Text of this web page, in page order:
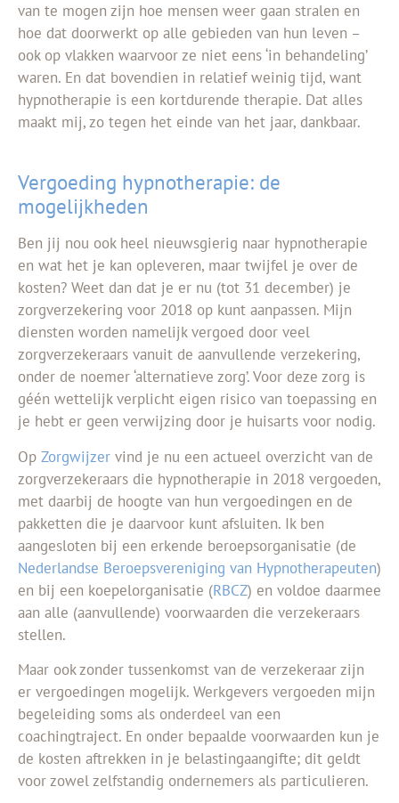
van te mogen zijn hoe mensen weer gaan stralen en
hoe dat doorwerkt op alle gebieden van hun leven –
ook op vlakken waarvoor ze niet eens ‘in behandeling’
waren. En dat bovendien in relatief weinig tijd, want
hypnotherapie is een kortdurende therapie. Dat alles
maakt mij, zo tegen het einde van het jaar, dankbaar.
Vergoeding hypnotherapie: de
mogelijkheden
Ben jij nou ook heel nieuwsgierig naar hypnotherapie
en wat het je kan opleveren, maar twijfel je over de
kosten? Weet dan dat je er nu (tot 31 december) je
zorgverzekering voor 2018 op kunt aanpassen. Mijn
diensten worden namelijk vergoed door veel
zorgverzekeraars vanuit de aanvullende verzekering,
onder de noemer ‘alternatieve zorg’. Voor deze zorg is
géén wettelijk verplicht eigen risico van toepassing en
je hebt er geen verwijzing door je huisarts voor nodig.
Op Zorgwijzer vind je nu een actueel overzicht van de
zorgverzekeraars die hypnotherapie in 2018 vergoeden,
met daarbij de hoogte van hun vergoedingen en de
pakketten die je daarvoor kunt afsluiten. Ik ben
aangesloten bij een erkende beroepsorganisatie (de
Nederlandse Beroepsvereniging van Hypnotherapeuten)
en bij een koepelorganisatie (RBCZ) en voldoe daarmee
aan alle (aanvullende) voorwaarden die verzekeraars
stellen.
Maar ook zonder tussenkomst van de verzekeraar zijn
er vergoedingen mogelijk. Werkgevers vergoeden mijn
begeleiding soms als onderdeel van een
coachingtraject. En onder bepaalde voorwaarden kun je
de kosten aftrekken in je belastingaangifte; dit geldt
voor zowel zelfstandig ondernemers als particulieren.